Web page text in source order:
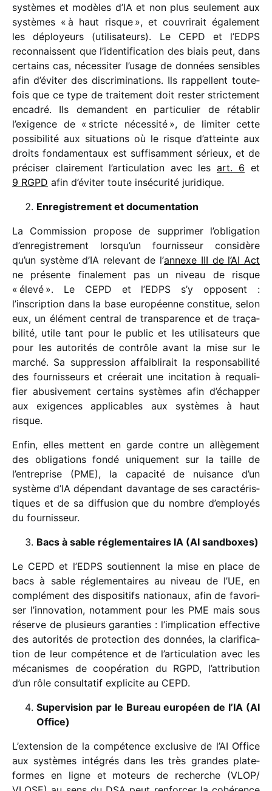
systèmes et modèles d’IA et non plus seule­ment aux
systèmes « à haut risque », et couvri­rait égale­ment
les déployeurs (utili­sa­teurs). Le CEPD et l’EDPS
recon­naissent que l’identification des biais peut, dans
certains cas, néces­si­ter l’usage de données sensibles
afin d’éviter des discri­mi­na­tions. Ils rappellent toute­
fois que ce type de trai­te­ment doit rester stric­te­ment
enca­dré. Ils demandent en parti­cu­lier de réta­blir
l’exigence de « stricte néces­sité », de limi­ter cette
possi­bi­lité aux situa­tions où le risque d’atteinte aux
droits fonda­men­taux est suffi­sam­ment sérieux, et de
préci­ser clai­re­ment l’articulation avec les art. 6 et
9 RGPD afin d’éviter toute insé­cu­rité juridique.
Enregistrement et documentation
La Commission propose de suppri­mer l’obligation
d’enregistrement lorsqu’un four­nis­seur consi­dère
qu’un système d’IA rele­vant de l’annexe III de l’AI Act
ne présente fina­le­ment pas un niveau de risque
« élevé ». Le CEPD et l’EDPS s’y opposent :
l’inscription dans la base euro­péenne consti­tue, selon
eux, un élément central de trans­pa­rence et de traça­
bi­lité, utile tant pour le public et les utili­sa­teurs que
pour les auto­ri­tés de contrôle avant la mise sur le
marché. Sa suppres­sion affai­bli­rait la respon­sa­bi­lité
des four­nis­seurs et crée­rait une inci­ta­tion à requa­li­
fier abusi­ve­ment certains systèmes afin d’échapper
aux exigences appli­cables aux systèmes à haut
risque.
Enfin, elles mettent en garde contre un allè­ge­ment
des obli­ga­tions fondé unique­ment sur la taille de
l’entreprise (PME), la capa­cité de nuisance d’un
système d’IA dépen­dant davan­tage de ses carac­té­ris­
tiques et de sa diffu­sion que du nombre d’employés
du fournisseur.
Bacs à sable régle­men­taires IA (AI sandboxes)
Le CEPD et l’EDPS soutiennent la mise en place de
bacs à sable régle­men­taires au niveau de l’UE, en
complé­ment des dispo­si­tifs natio­naux, afin de favo­ri­
ser l’innovation, notam­ment pour les PME mais sous
réserve de plusieurs garan­ties : l’implication effec­tive
des auto­ri­tés de protec­tion des données, la clari­fi­ca­
tion de leur compé­tence et de l’articulation avec les
méca­nismes de coopé­ra­tion du RGPD, l’attribution
d’un rôle consul­ta­tif expli­cite au CEPD.
Supervision par le Bureau euro­péen de l’IA (AI
Office)
L’extension de la compé­tence exclu­sive de l’AI Office
aux systèmes inté­grés dans les très grandes plate­
formes en ligne et moteurs de recherche (VLOP/​